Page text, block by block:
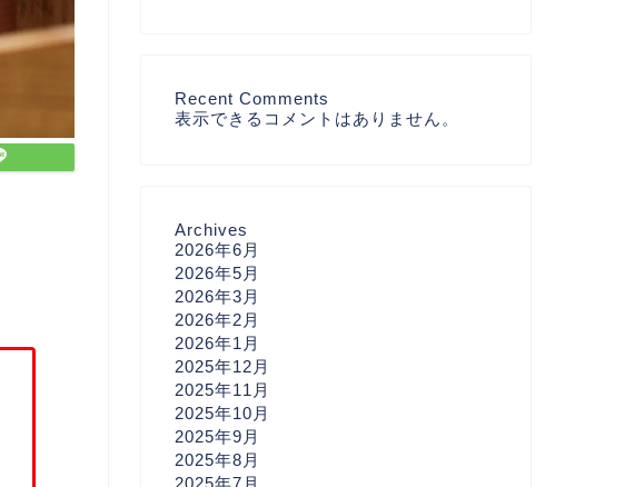
Recent Comments
表示できるコメントはありません。
Archives
2026年6月
2026年5月
2026年3月
2026年2月
2026年1月
2025年12月
2025年11月
2025年10月
2025年9月
2025年8月
2025年7月